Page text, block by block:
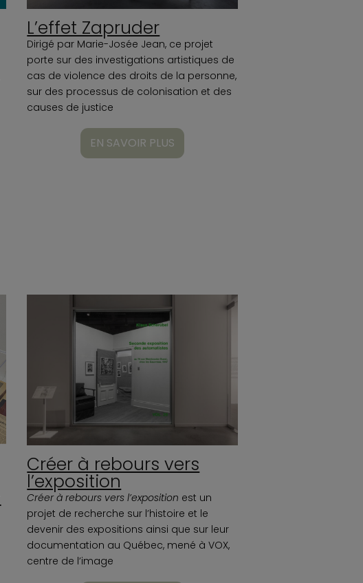
L’effet Zapruder
Dirigé par Marie-Josée Jean, ce projet
porte sur des investigations artistiques de
cas de violence des droits de la personne,
sur des processus de colonisation et des
causes de justice
EN SAVOIR PLUS
Créer à rebours vers
l’exposition
Créer à rebours vers l’exposition est un
projet de recherche sur l’histoire et le
devenir des expositions ainsi que sur leur
documentation au Québec, mené à VOX,
centre de l’image